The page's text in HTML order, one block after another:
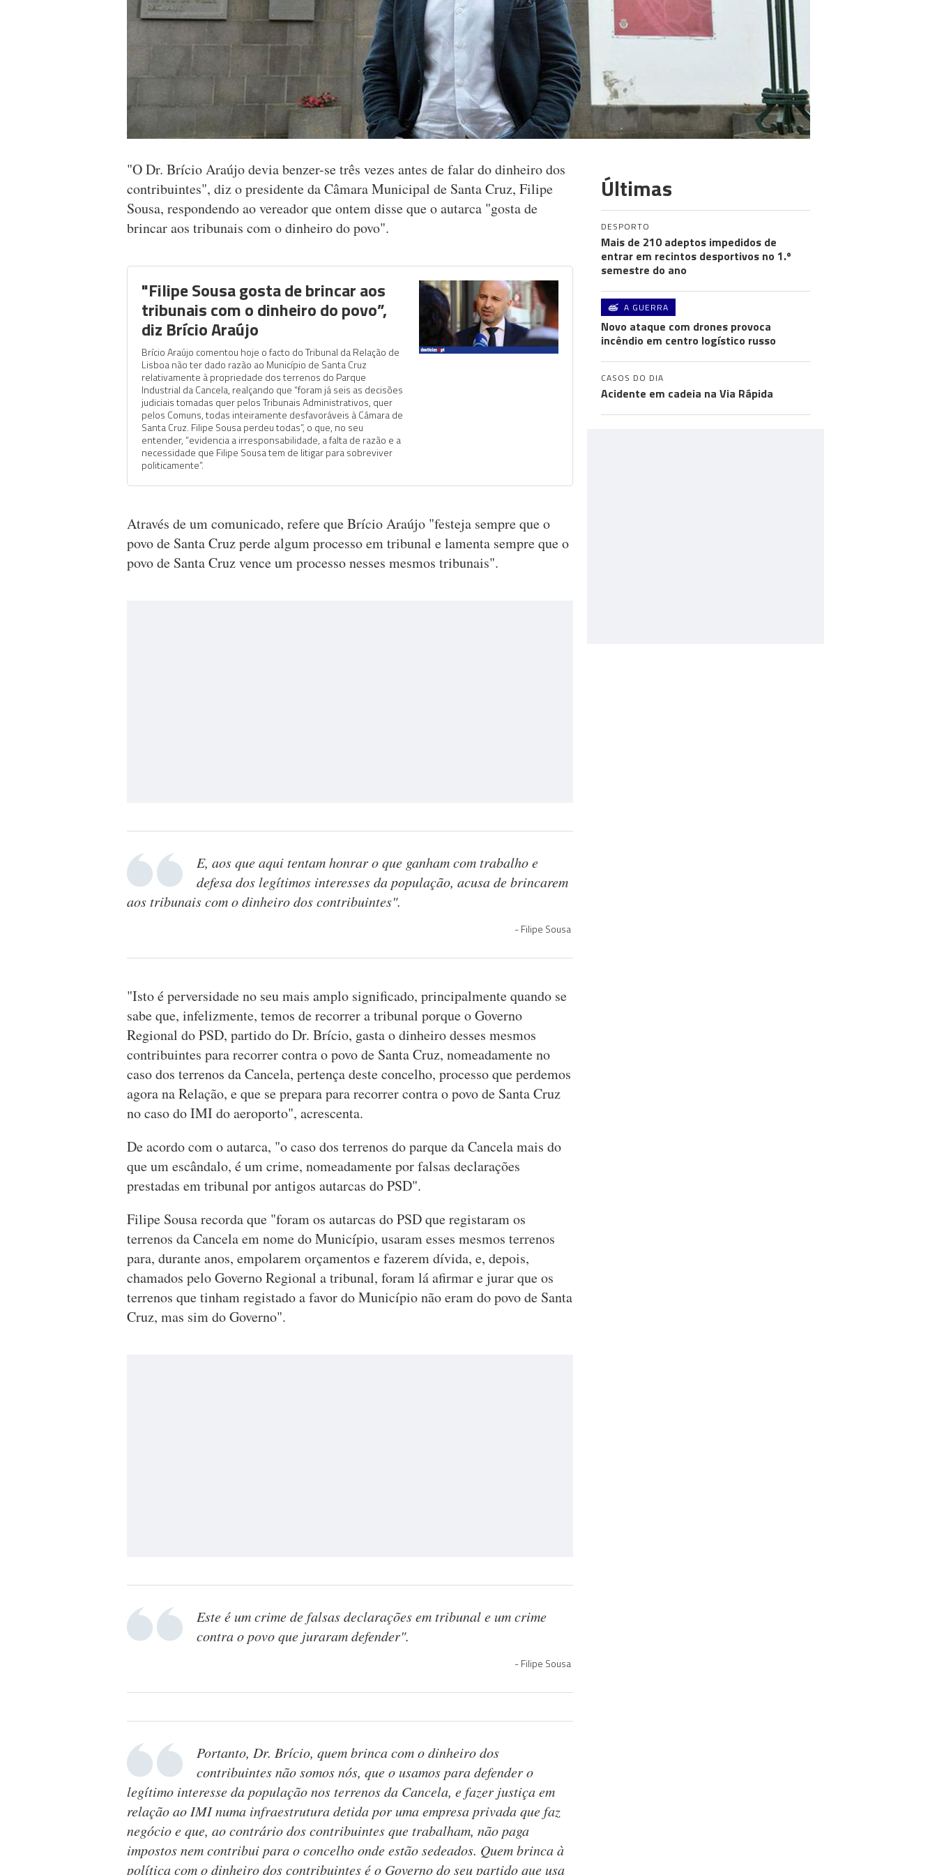
"O Dr. Brício Araújo devia benzer-se três vezes antes de falar do dinheiro dos
contribuintes", diz o presidente da Câmara Municipal de Santa Cruz, Filipe
Sousa, respondendo ao vereador que ontem disse que o autarca "gosta de
brincar aos tribunais com o dinheiro do povo".
"Filipe Sousa gosta de brincar aos
tribunais com o dinheiro do povo”,
diz Brício Araújo
Brício Araújo comentou hoje o facto do Tribunal da Relação de
Lisboa não ter dado razão ao Município de Santa Cruz
relativamente à propriedade dos terrenos do Parque
Industrial da Cancela, realçando que “foram já seis as decisões
judiciais tomadas quer pelos Tribunais Administrativos, quer
pelos Comuns, todas inteiramente desfavoráveis à Câmara de
Santa Cruz. Filipe Sousa perdeu todas”, o que, no seu
entender, “evidencia a irresponsabilidade, a falta de razão e a
necessidade que Filipe Sousa tem de litigar para sobreviver
politicamente”.
Através de um comunicado, refere que Brício Araújo "festeja sempre que o
povo de Santa Cruz perde algum processo em tribunal e lamenta sempre que o
povo de Santa Cruz vence um processo nesses mesmos tribunais".
E, aos que aqui tentam honrar o que ganham com trabalho e
defesa dos legítimos interesses da população, acusa de brincarem
aos tribunais com o dinheiro dos contribuintes".
Filipe Sousa
"Isto é perversidade no seu mais amplo significado, principalmente quando se
sabe que, infelizmente, temos de recorrer a tribunal porque o Governo
Regional do PSD, partido do Dr. Brício, gasta o dinheiro desses mesmos
contribuintes para recorrer contra o povo de Santa Cruz, nomeadamente no
caso dos terrenos da Cancela, pertença deste concelho, processo que perdemos
agora na Relação, e que se prepara para recorrer contra o povo de Santa Cruz
no caso do IMI do aeroporto", acrescenta.
De acordo com o autarca, "o caso dos terrenos do parque da Cancela mais do
que um escândalo, é um crime, nomeadamente por falsas declarações
prestadas em tribunal por antigos autarcas do PSD".
Filipe Sousa recorda que "foram os autarcas do PSD que registaram os
terrenos da Cancela em nome do Município, usaram esses mesmos terrenos
para, durante anos, empolarem orçamentos e fazerem dívida, e, depois,
chamados pelo Governo Regional a tribunal, foram lá afirmar e jurar que os
terrenos que tinham registado a favor do Município não eram do povo de Santa
Cruz, mas sim do Governo".
Este é um crime de falsas declarações em tribunal e um crime
contra o povo que juraram defender".
Filipe Sousa
Portanto, Dr. Brício, quem brinca com o dinheiro dos
contribuintes não somos nós, que o usamos para defender o
legítimo interesse da população nos terrenos da Cancela, e fazer justiça em
relação ao IMI numa infraestrutura detida por uma empresa privada que faz
negócio e que, ao contrário dos contribuintes que trabalham, não paga
impostos nem contribui para o concelho onde estão sedeados. Quem brinca à
política com o dinheiro dos contribuintes é o Governo do seu partido que usa
Últimas
DESPORTO
Mais de 210 adeptos impedidos de
entrar em recintos desportivos no 1.º
semestre do ano
A GUERRA
Novo ataque com drones provoca
incêndio em centro logístico russo
CASOS DO DIA
Acidente em cadeia na Via Rápida